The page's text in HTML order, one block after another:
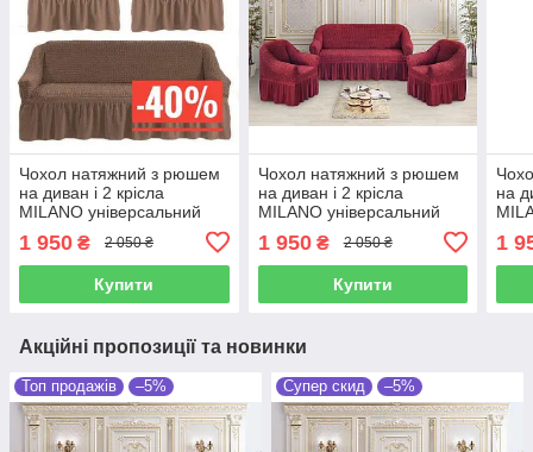
Чохол натяжний з рюшем
на диван і 2 крісла
MILANO універсальний
1 950 ₴ 2 050 ₴
Купити
Чохол натяжний з рюшем
на диван і 2 крісла
MILANO універсальний
1 950₴ 2 050 ₴
Купити
на
1
Акційні пропозиції та новинки
Топ продажів –5% Супер скид –5%